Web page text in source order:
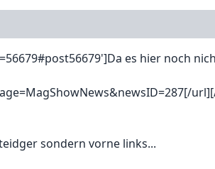
es hier noch
sondern vorne links...